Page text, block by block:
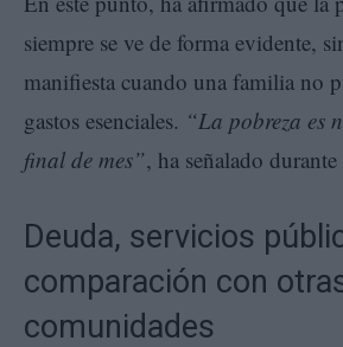
siempre se ve de forma evidente,
manifiesta cuando una familia no
gastos esenciales. “La pobreza es
final de mes”, ha señalado
Deuda, servicios
comparación con
comunidades